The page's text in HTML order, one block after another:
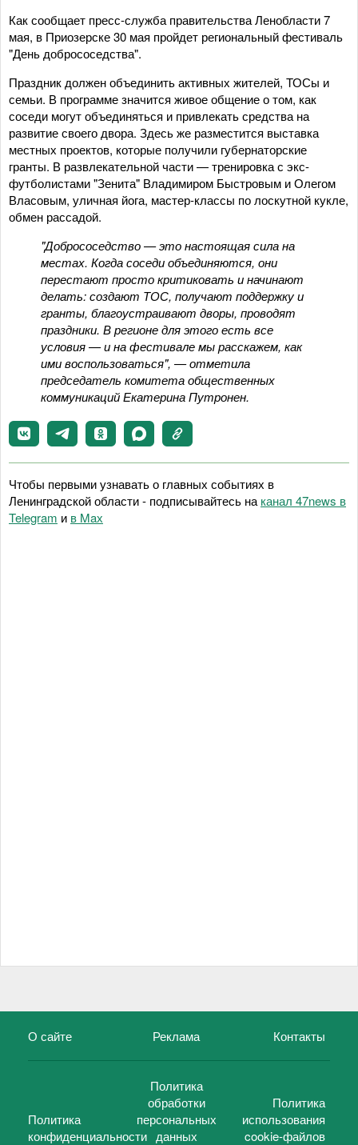
Как сообщает пресс-служба правительства Ленобласти 7
мая, в Приозерске 30 мая пройдет региональный фестиваль
"День добрососедства".
Праздник должен объединить активных жителей, ТОСы и
семьи. В программе значится живое общение о том, как
соседи могут объединяться и привлекать средства на
развитие своего двора. Здесь же разместится выставка
местных проектов, которые получили губернаторские
гранты. В развлекательной части — тренировка с экс-
футболистами "Зенита" Владимиром Быстровым и Олегом
Власовым, уличная йога, мастер-классы по лоскутной кукле,
обмен рассадой.
"Добрососедство — это настоящая сила на
местах. Когда соседи объединяются, они
перестают просто критиковать и начинают
делать: создают ТОС, получают поддержку и
гранты, благоустраивают дворы, проводят
праздники. В регионе для этого есть все
условия — и на фестивале мы расскажем, как
ими воспользоваться", — отметила
председатель комитета общественных
коммуникаций Екатерина Путронен.
Чтобы первыми узнавать о главных событиях в
Ленинградской области - подписывайтесь на канал 47news в
Telegram и в Maх
О сайте Реклама Контакты
Политика
конфиденциальности
Политика
обработки
персональных
данных
Политика
использования
cookie-файлов